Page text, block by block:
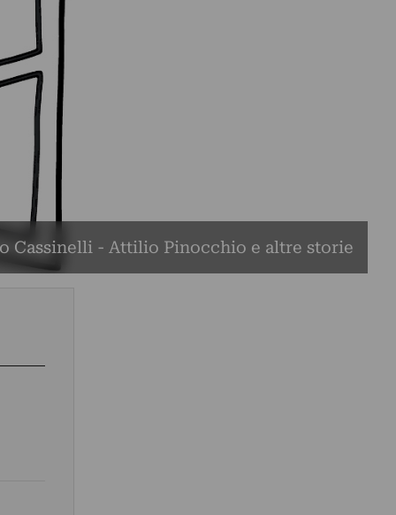
Cassinelli - Attilio Pinocchio e altre storie